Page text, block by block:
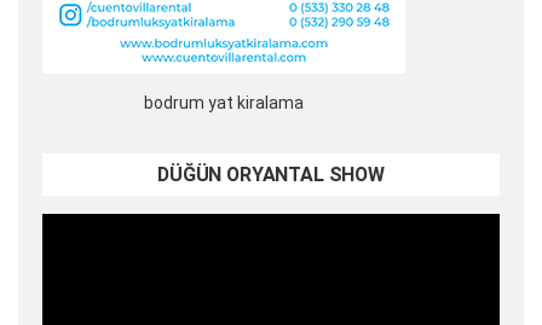
bodrum yat kiralama
DÜĞÜN ORYANTAL SHOW